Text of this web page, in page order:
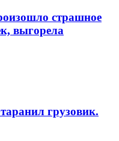
страшное
выгорела
грузовик.